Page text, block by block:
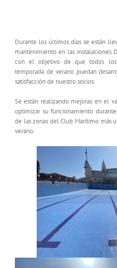
Durante los últimos días se están
mantenimiento en las instalaciones
con el objetivo de que todos
temporada de verano puedan
satisfacción de nuestro socios.
Se están realizando mejoras en el
optimizar su funcionamiento
de las zonas del Club Marítimo más
verano.